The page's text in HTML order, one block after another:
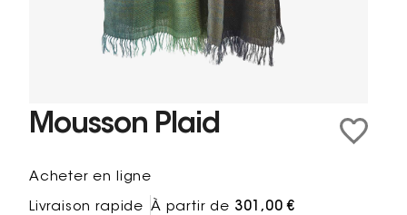
Mousson Plaid
Acheter en ligne
Livraison rapide À partir de 301,00 €